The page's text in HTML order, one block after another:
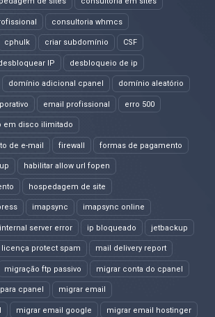
consultoria whmcs
cphulk criar subdomínio CSF
IP desbloqueio de ip
domínio adicional cpanel domínio aleatório
email profissional erro 500
em disco ilimitado
de e-mail firewall formas de pagamento
habilitar allow url fopen
hospedagem de site
imapsync imapsync online
internal server error ip bloqueado jetbackup
licença protect spam mail delivery report
migração ftp passivo migrar conta do cpanel
cpanel migrar email
migrar email google migrar email hostinger